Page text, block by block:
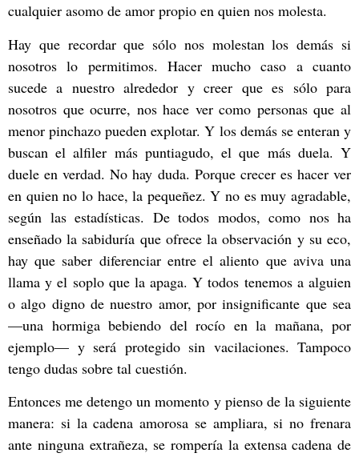
cualquier asomo de amor propio en quien nos molesta.
Hay que recordar que sólo nos molestan los demás si
nosotros lo permitimos. Hacer mucho caso a cuanto
sucede a nuestro alrededor y creer que es sólo para
nosotros que ocurre, nos hace ver como personas que al
menor pinchazo pueden explotar. Y los demás se enteran y
buscan el alfiler más puntiagudo, el que más duela. Y
duele en verdad. No hay duda. Porque crecer es hacer ver
en quien no lo hace, la pequeñez. Y no es muy agradable,
según las estadísticas. De todos modos, como nos ha
enseñadola sabiduría que ofrece la observación y su eco,
hay que saber diferenciar entre el aliento que aviva una
llama y el soplo que la apaga. Y todos tenemos a alguien
o algo digno de nuestro amor, por insignificante que sea
—una hormiga bebiendo del rocío en la mañana, por
ejemplo— y será protegido sin vacilaciones. Tampoco
tengo dudas sobre tal cuestión.
Entonces me detengo un momento y pienso de la siguiente
manera: si la cadena amorosa se ampliara, si no frenara
ante ninguna extrañeza, se rompería la extensa cadena de